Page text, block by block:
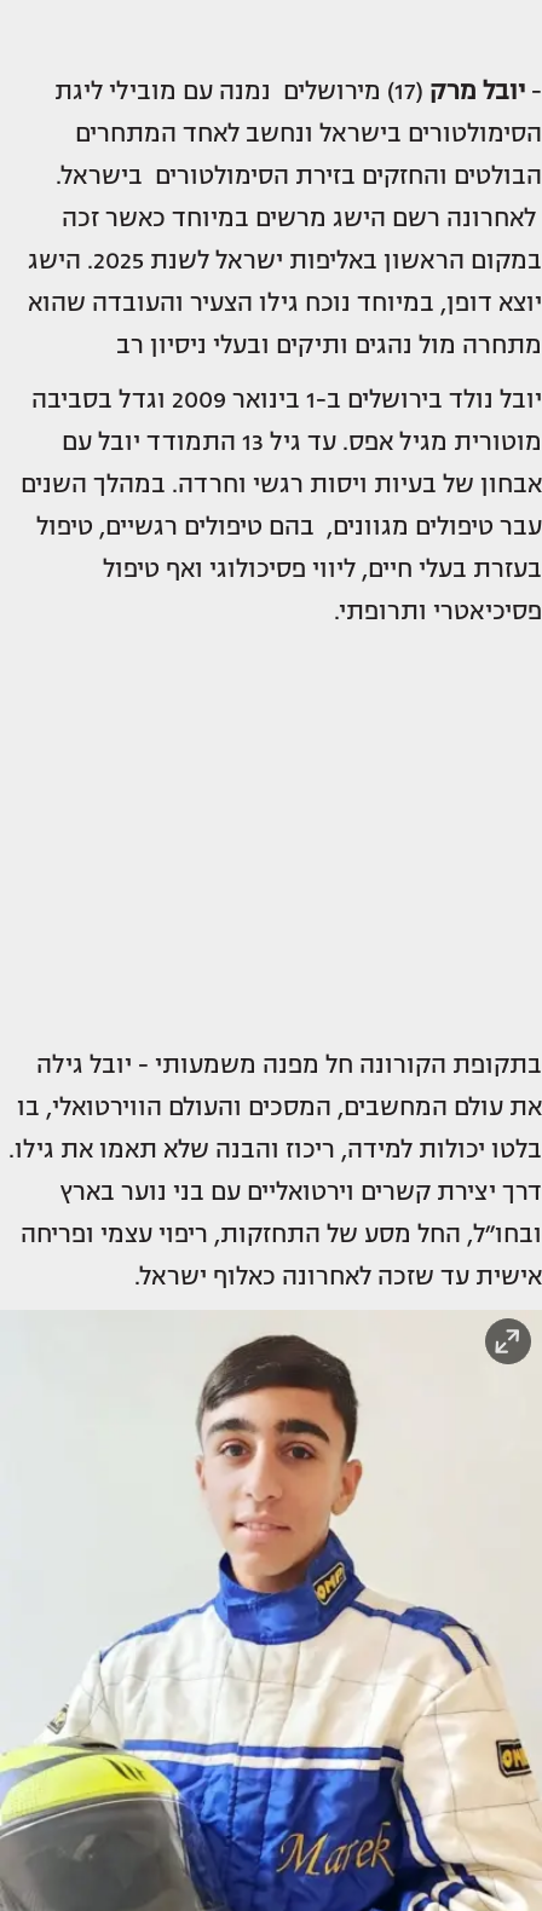
- יובל מרק
(17) מירושלים נמנה עם מובילי ליגת
הסימולטורים בישראל ונחשב לאחד המתחרים
הבולטים והחזקים בזירת הסימולטורים בישראל.
לאחרונה רשם הישג מרשים במיוחד כאשר זכה
במקום הראשון באליפות ישראל לשנת 2025. הישג
יוצא דופן, במיוחד נוכח גילו הצעיר והעובדה שהוא
מתחרה מול נהגים ותיקים ובעלי ניסיון רב
יובל נולד בירושלים ב-1 בינואר 2009 וגדל בסביבה
מוטורית מגיל אפס. עד גיל 13 התמודד יובל עם
אבחון של בעיות ויסות רגשי וחרדה. במהלך השנים
עבר טיפולים מגוונים, בהם טיפולים רגשיים, טיפול
בעזרת בעלי חיים, ליווי פסיכולוגי ואף טיפול
פסיכיאטרי ותרופתי.
בתקופת הקורונה חל מפנה משמעותי - יובל גילה
את עולם המחשבים, המסכים והעולם הווירטואלי, בו
בלטו יכולות למידה, ריכוז והבנה שלא תאמו את גילו.
דרך יצירת קשרים וירטואליים עם בני נוער בארץ
ובחו״ל, החל מסע של התחזקות, ריפוי עצמי ופריחה
אישית עד שזכה לאחרונה כאלוף ישראל.